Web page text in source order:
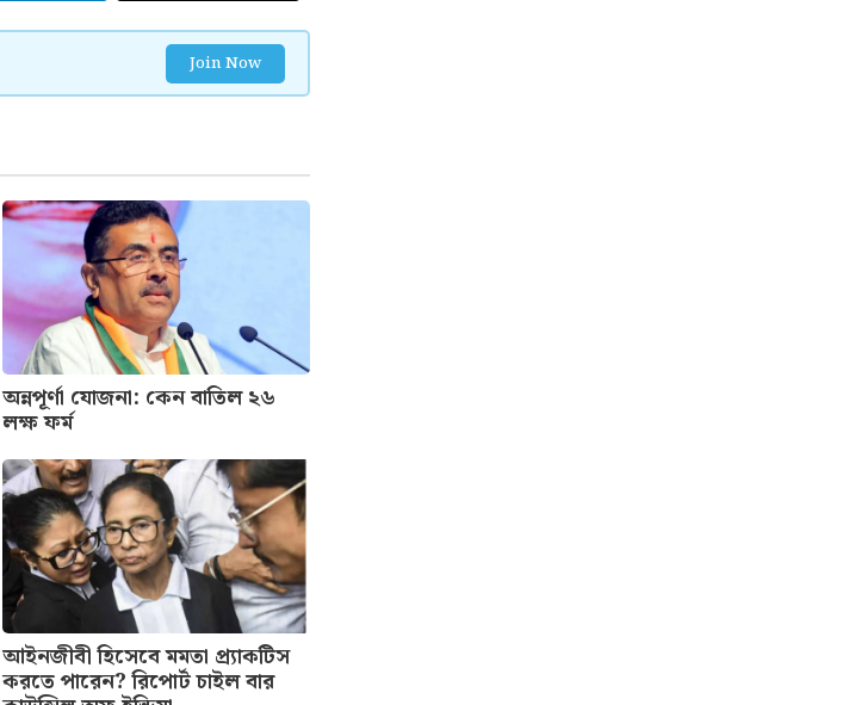
Join Now
অন্নপূর্ণা যোজনা: কেন বাতিল ২৬
লক্ষ ফর্ম
আইনজীবী হিসেবে মমতা প্র্যাকটিস
করতে পারেন? রিপোর্ট চাইল বার